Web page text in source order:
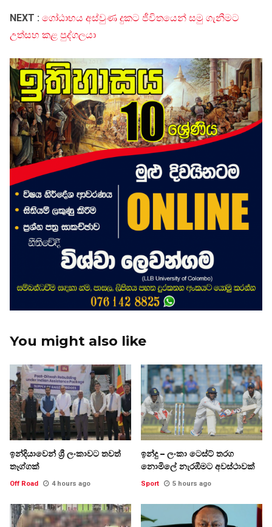
NEXT : ගෝඨාභය අස්වුණ දුකට ජීවිතයෙන් සමු ගැනීමට
උත්සහ කළ පුද්ගලයා
You might also like
ඉන්දියාවෙන් ශ්‍රී ලංකාවට තවත්
තෑග්ගක්
Off Road 4 hours ago
ඉන්දු – ලංකා ටෙස්ට් තරග
නොමිලේ නැරඹීමට අවස්ථාවක්
Sport 5 hours ago